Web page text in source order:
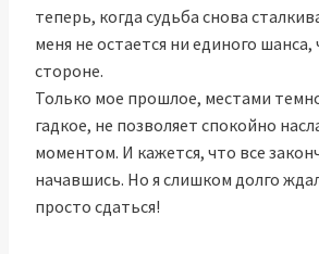
теперь, когда судьба снова
меня не остается ни единого
стороне.
Только мое прошлое, местами
гадкое, не позволяет спокойно
моментом. И кажется, что все
начавшись. Но я слишком долго
просто сдаться!